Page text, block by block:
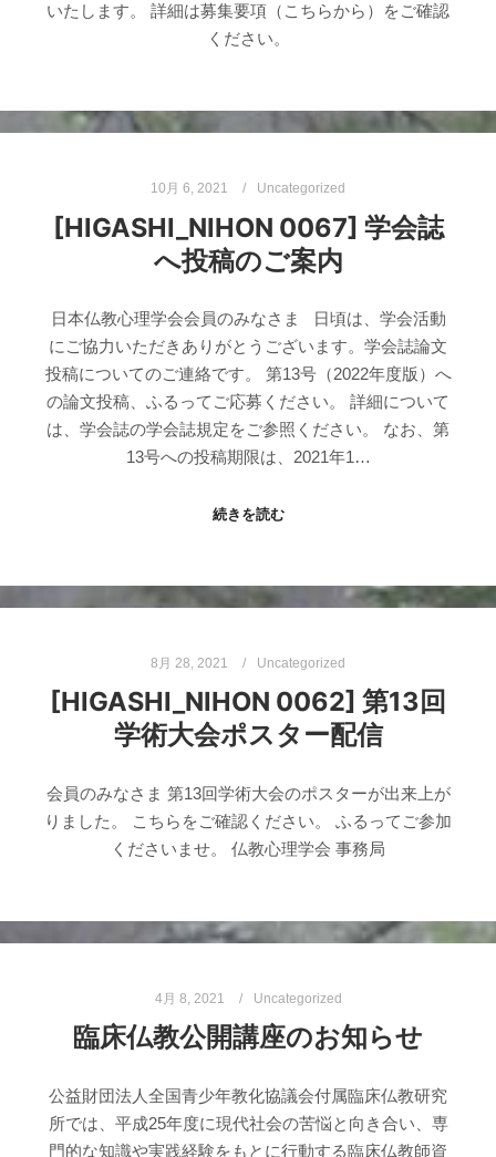
いたします。 詳細は募集要項（こちらから）をご確認
ください。
10月 6, 2021 Uncategorized
[HIGASHI_NIHON 0067] 学会誌
へ投稿のご案内
日本仏教心理学会会員のみなさま 日頃は、学会活動
にご協力いただきありがとうございます。学会誌論文
投稿についてのご連絡です。 第13号（2022年度版）へ
の論文投稿、ふるってご応募ください。 詳細について
は、学会誌の学会誌規定をご参照ください。 なお、第
13号への投稿期限は、2021年1…
続きを読む
8月 28, 2021 Uncategorized
[HIGASHI_NIHON 0062] 第13回
学術大会ポスター配信
会員のみなさま 第13回学術大会のポスターが出来上が
りました。 こちらをご確認ください。 ふるってご参加
くださいませ。 仏教心理学会 事務局
4月 8, 2021 Uncategorized
臨床仏教公開講座のお知らせ
公益財団法人全国青少年教化協議会付属臨床仏教研究
所では、平成25年度に現代社会の苦悩と向き合い、専
門的な知識や実践経験をもとに行動する臨床仏教師資